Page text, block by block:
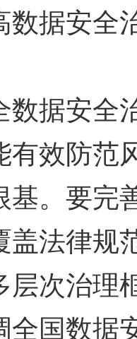
数据安全
据安全
有效防范
基。要完
盖法律规
层次治理
全国数据